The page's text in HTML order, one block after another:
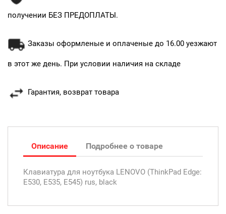
получении БЕЗ ПРЕДОПЛАТЫ.
Заказы оформленые и оплаченые до 16.00 уезжают
в этот же день. При условии наличия на складе
Гарантия, возврат товара
Описание Подробнее о товаре
Клавиатура для ноутбука LENOVO (ThinkPad Edge:
E530, E535, E545) rus, black